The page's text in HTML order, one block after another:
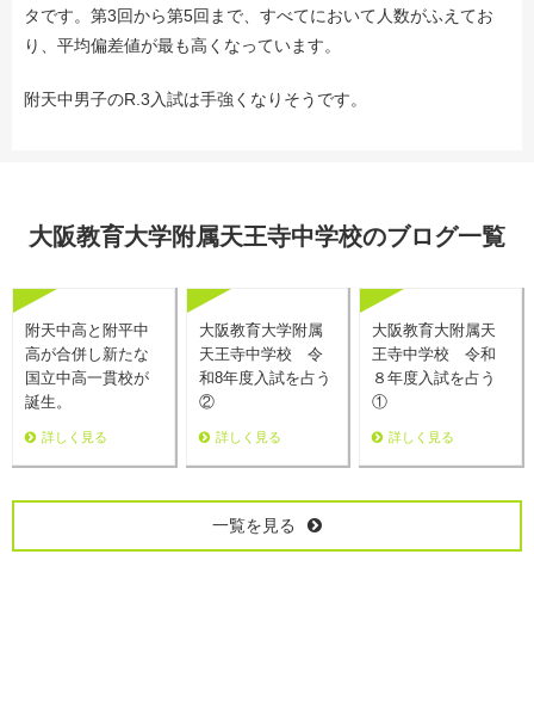
タです。第3回から第5回まで、すべてにおいて人数がふえてお
り、平均偏差値が最も高くなっています。
附天中男子のR.3入試は手強くなりそうです。
大阪教育大学附属天王寺中学校のブログ一覧
附天中高と附平中
高が合併し新たな
国立中高一貫校が
誕生。
詳しく見る
大阪教育大学附属
天王寺中学校 令
和8年度入試を占う
②
詳しく見る
大阪教育大附属天
王寺中学校 令和
８年度入試を占う
①
詳しく見る
一覧を見る